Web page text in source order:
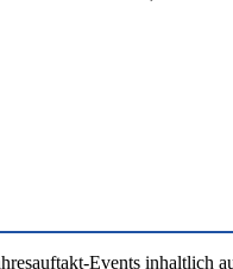
Events inhaltlich